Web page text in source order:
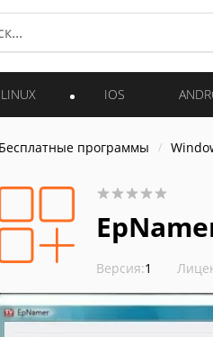
LINUX IOS
Бесплатные программы
Версия:1